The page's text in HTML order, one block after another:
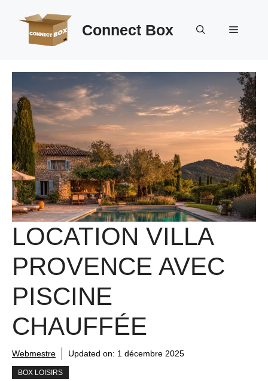
contenu
Connect Box Menu
LOCATION VILLA
PROVENCE AVEC
PISCINE
CHAUFFÉE
Webmestre Updated on: 1 décembre 2025
BOX LOISIRS